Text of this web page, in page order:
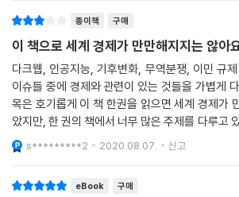
종이책 구매
이 책으로 세계 경제가 만만해지지는 않아
다크웹, 인공지능, 기후변화, 무역분쟁, 이민 규
이슈들 중에 경제와 관련이 있는 것들을 가볍게
목은 호기롭게 이 책 한권을 읽으면 세계 경제가
았지만, 한 권의 책에서 너무 많은 주제를 다루고
한 깊이가 매우 얕아서, 이 책 한 권으로 세계 경제
니다. 다만,
s*********2 2020.08.07. 신고
eBook 구매